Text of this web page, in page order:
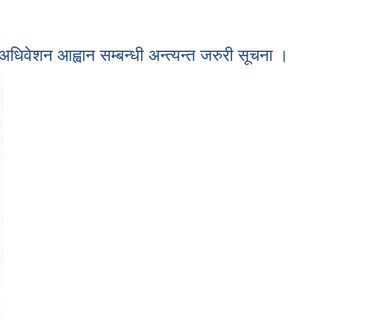
आह्वान सम्बन्धी अन्त्यन्त जरुरी सूचना ।